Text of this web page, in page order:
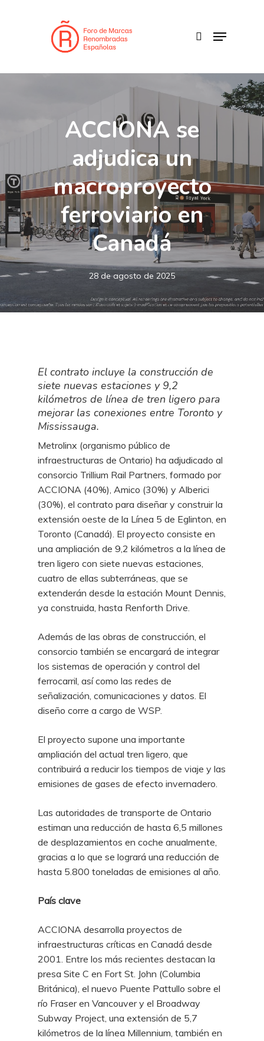
Menu
ACCIONA se
adjudica un
macroproyecto
ferroviario en
Canadá
28 de agosto de 2025
El contrato incluye la construcción de
siete nuevas estaciones y 9,2
kilómetros de línea de tren ligero para
mejorar las conexiones entre Toronto y
Mississauga.
Metrolinx (organismo público de
infraestructuras de Ontario) ha adjudicado al
consorcio Trillium Rail Partners, formado por
ACCIONA (40%), Amico (30%) y Alberici
(30%), el contrato para diseñar y construir la
extensión oeste de la Línea 5 de Eglinton, en
Toronto (Canadá). El proyecto consiste en
una ampliación de 9,2 kilómetros a la línea de
tren ligero con siete nuevas estaciones,
cuatro de ellas subterráneas, que se
extenderán desde la estación Mount Dennis,
ya construida, hasta Renforth Drive.
Además de las obras de construcción, el
consorcio también se encargará de integrar
los sistemas de operación y control del
ferrocarril, así como las redes de
señalización, comunicaciones y datos. El
diseño corre a cargo de WSP.
El proyecto supone una importante
ampliación del actual tren ligero, que
contribuirá a reducir los tiempos de viaje y las
emisiones de gases de efecto invernadero.
Las autoridades de transporte de Ontario
estiman una reducción de hasta 6,5 millones
de desplazamientos en coche anualmente,
gracias a lo que se logrará una reducción de
hasta 5.800 toneladas de emisiones al año.
País clave
ACCIONA desarrolla proyectos de
infraestructuras críticas en Canadá desde
2001. Entre los más recientes destacan la
presa Site C en Fort St. John (Columbia
Británica), el nuevo Puente Pattullo sobre el
río Fraser en Vancouver y el Broadway
Subway Project, una extensión de 5,7
kilómetros de la línea Millennium, también en